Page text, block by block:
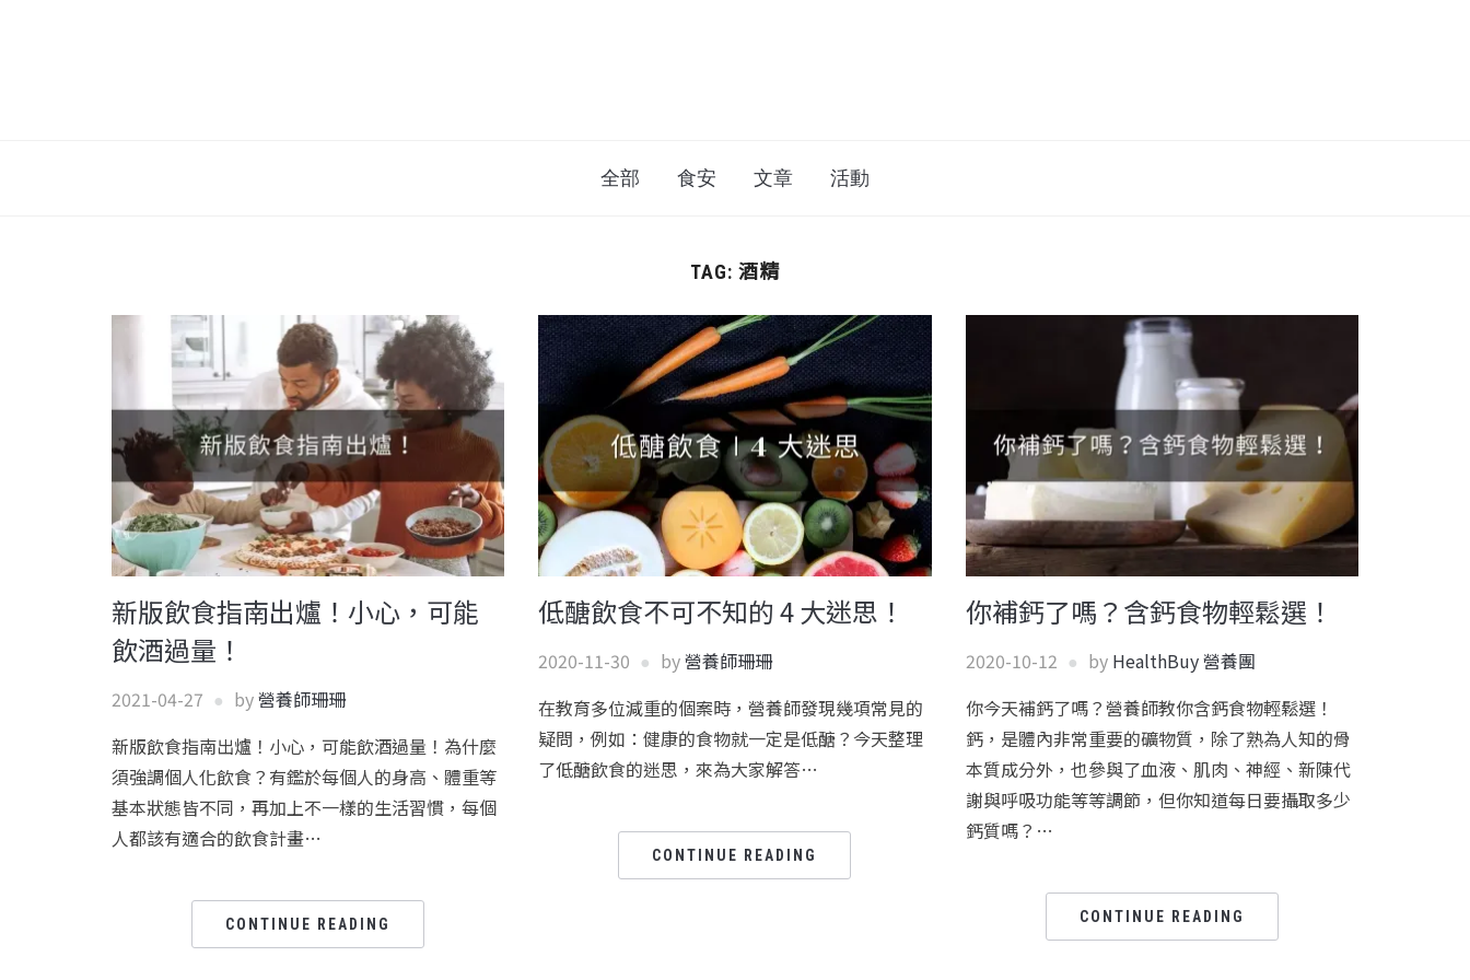
全部 食安 文章 活動
TAG: 酒精
新版飲食指南出爐！小心，可能
飲酒過量！
2021-04-27 by營養師珊珊
新版飲食指南出爐！小心，可能飲酒過量！為什麼
須強調個人化飲食？有鑑於每個人的身高、體重等
基本狀態皆不同，再加上不一樣的生活習慣，每個
人都該有適合的飲食計畫…
CONTINUE READING
低醣飲食不可不知的 4 大迷思！
2020-11-30 by營養師珊珊
在教育多位減重的個案時，營養師發現幾項常見的
疑問，例如：健康的食物就一定是低醣？今天整理
了低醣飲食的迷思，來為大家解答…
CONTINUE READING
你補鈣了嗎？含鈣食物輕鬆選！
2020-10-12 by HealthBuy 營養團
你今天補鈣了嗎？營養師教你含鈣食物輕鬆選！
鈣，是體內非常重要的礦物質，除了熟為人知的骨
本質成分外，也參與了血液、肌肉、神經、新陳代
謝與呼吸功能等等調節，但你知道每日要攝取多少
鈣質嗎？…
CONTINUE READING